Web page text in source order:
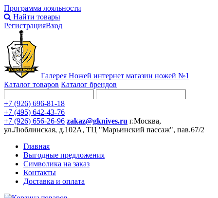
Программа лояльности
Найти товары
РегистрацияВход
Галерея Ножей интернет магазин ножей №1
Каталог товаров Каталог брендов
+7 (926) 696-81-18
+7 (495) 642-43-76
+7 (926) 656-26-96 zakaz@gknives.ru г.Москва,
ул.Люблинская, д.102А, ТЦ "Марьинский пассаж", пав.67/2
Главная
Выгодные предложения
Символика на заказ
Контакты
Доставка и оплата